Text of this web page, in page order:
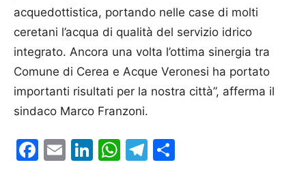
acquedottistica, portando nelle case di molti
ceretani l’acqua di qualità del servizio idrico
integrato. Ancora una volta l’ottima sinergia tra
Comune di Cerea e Acque Veronesi ha portato
importanti risultati per la nostra città”, afferma il
sindaco Marco Franzoni.
Facebook
EmailLinkedIn
WhatsApp
Telegram